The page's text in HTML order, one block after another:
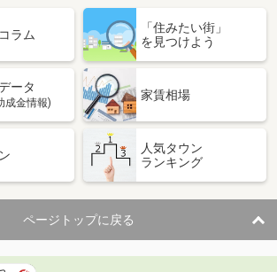
ラム
「住みたい街」
を見つけよう
ータ
成金情報)
家賃相場
人気タウン
ランキング
ページトップに戻る